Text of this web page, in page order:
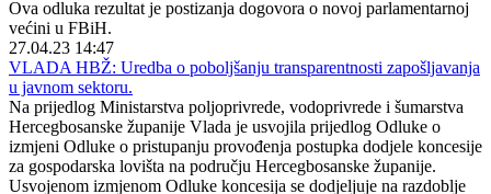
Ova odluka rezultat je postizanja dogovora o novoj parlamentarnoj
većini u FBiH.
27.04.23 14:47
VLADA HBŽ: Uredba o poboljšanju transparentnosti zapošljavanja
u javnom sektoru.
Na prijedlog Ministarstva poljoprivrede, vodoprivrede i šumarstva
Hercegbosanske županije Vlada je usvojila prijedlog Odluke o
izmjeni Odluke o pristupanju provođenja postupka dodjele koncesije
za gospodarska lovišta na području Hercegbosanske županije.
Usvojenom izmjenom Odluke koncesija se dodjeljuje na razdoblje